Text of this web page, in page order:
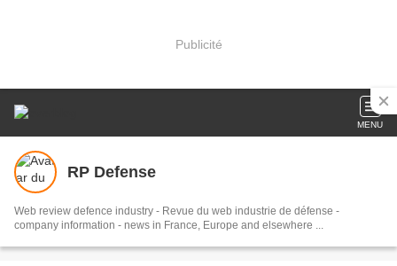
Publicité
MENU
RP Defense
Web review defence industry - Revue du web industrie de défense -
company information - news in France, Europe and elsewhere ...